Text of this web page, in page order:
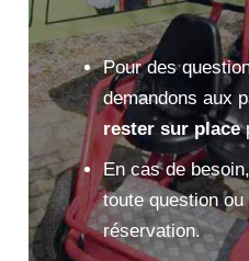
Pour des
demandons aux
rester sur place
En cas de
toute question
réservation.